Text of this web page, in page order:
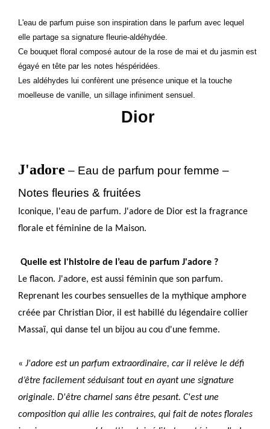
L'eau de parfum puise son inspiration dans le parfum avec lequel
elle partage sa signature fleurie-aldéhydée.
Ce bouquet floral composé autour de la rose de mai et du jasmin est
égayé en tête par les notes héspéridées.
Les aldéhydes lui confèrent une présence unique et la touche
moelleuse de vanille, un sillage infiniment sensuel.
Dior
J'adore – Eau de parfum pour femme –
Notes fleuries & fruitées
Iconique, l'eau de parfum. J'adore de Dior est la fragrance
florale et féminine de la Maison.
Quelle est l'histoire de l’eau de parfum J'adore ?
Le flacon. J'adore, est aussi féminin que son parfum.
Reprenant les courbes sensuelles de la mythique amphore
créée par Christian Dior, il est habillé du légendaire collier
Massaï, qui danse tel un bijou au cou d'une femme.
«J'adore est un parfum extraordinaire, car il relève le défi
d’être facilement séduisant tout en ayant une signature
originale. D'être charnel sans être pesant. C'est une
composition qui allie les contraires, qui fait de notes florales